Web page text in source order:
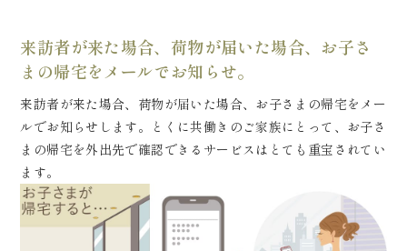
来訪者が来た場合、荷物が届いた場合、お子さ
まの帰宅をメールでお知らせ。
来訪者が来た場合、荷物が届いた場合、お子さまの帰宅をメー
ルでお知らせします。とくに共働きのご家族にとって、お子さ
まの帰宅を外出先で確認できるサービスはとても重宝されてい
ます。